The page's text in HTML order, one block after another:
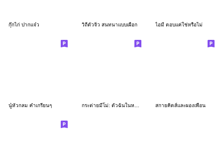
กุ๊กไก่ ปากแจ๋ว วิถีตัวจิ๋ว สนทนาแบบเผือก ไอมี่ ตอบแค่ใช่หรือไม่
นู๋หัวกลม คำเกรียนๆ สกายคิดส์และผองเพื่อน